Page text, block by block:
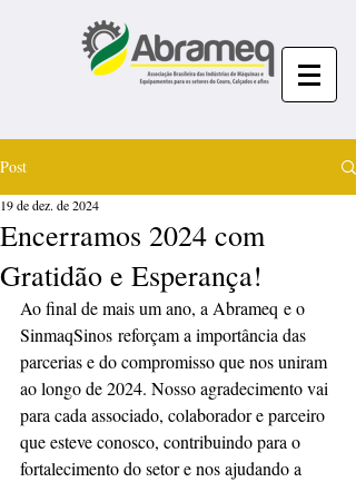
Post
Encerramos 2024 com
Gratidão e Esperança!
19 de dez. de 2024
Ao final de mais um ano, a Abrameq e o
SinmaqSinos reforçam a importância das
parcerias e do compromisso que nos uniram
ao longo de 2024. Nosso agradecimento vai
para cada associado, colaborador e parceiro
que esteve conosco, contribuindo para o
fortalecimento do setor e nos ajudando a